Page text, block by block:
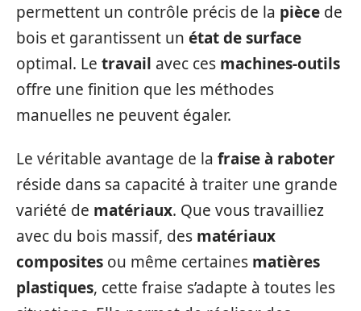
permettent un contrôle précis de la pièce de
bois et garantissent un état de surface
optimal. Le travail avec ces machines-outils
offre une finition que les méthodes
manuelles ne peuvent égaler.
Le véritable avantage de la fraise à raboter
réside dans sa capacité à traiter une grande
variété de matériaux. Que vous travailliez
avec du bois massif, des matériaux
composites ou même certaines matières
plastiques, cette fraise s’adapte à toutes les